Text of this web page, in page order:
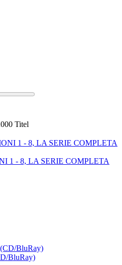
Titel
1 - 8, LA SERIE COMPLETA
BluRay)